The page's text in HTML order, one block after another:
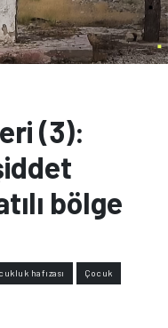
(3):
bölge
hafızası Çocuk